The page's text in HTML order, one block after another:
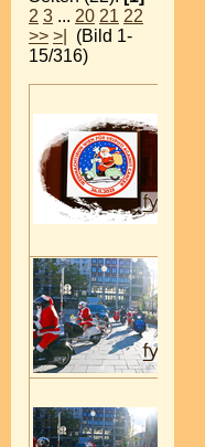
2 3 ... 20 21 22
>> >|
(Bild 1-
15/316)